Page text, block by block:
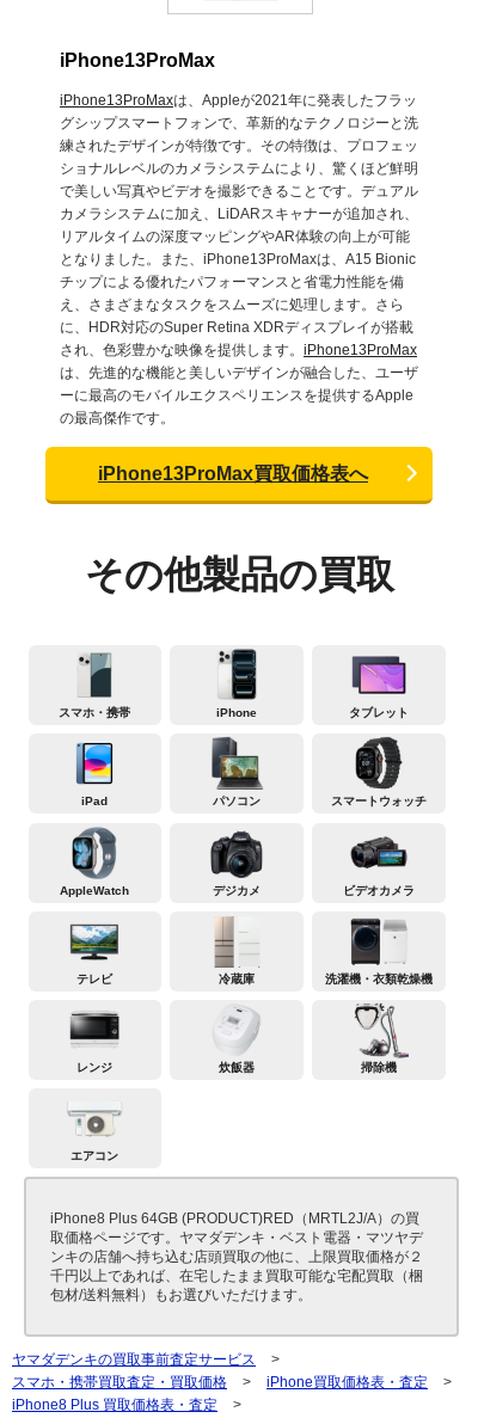
iPhone13ProMax
iPhone13ProMaxは、Appleが2021年に発表したフラッ
グシップスマートフォンで、革新的なテクノロジーと洗
練されたデザインが特徴です。その特徴は、プロフェッ
ショナルレベルのカメラシステムにより、驚くほど鮮明
で美しい写真やビデオを撮影できることです。デュアル
カメラシステムに加え、LiDARスキャナーが追加され、
リアルタイムの深度マッピングやAR体験の向上が可能
となりました。また、iPhone13ProMaxは、A15 Bionic
チップによる優れたパフォーマンスと省電力性能を備
え、さまざまなタスクをスムーズに処理します。さら
に、HDR対応のSuper Retina XDRディスプレイが搭載
され、色彩豊かな映像を提供します。 iPhone13ProMax
は、先進的な機能と美しいデザインが融合した、ユーザ
ーに最高のモバイルエクスペリエンスを提供するApple
の最高傑作です。
iPhone13ProMax買取価格表へ
その他製品の買取
スマホ・携帯 iPhone タブレット
iPad パソコン スマートウォッチ
AppleWatch デジカメ ビデオカメラ
テレビ 冷蔵庫 洗濯機・衣類乾燥機
レンジ 炊飯器 掃除機
エアコン
iPhone8 Plus 64GB (PRODUCT)RED（MRTL2J/A）の買
取価格ページです。ヤマダデンキ・ベスト電器・マツヤデ
ンキの店舗へ持ち込む店頭買取の他に、上限買取価格が２
千円以上であれば、在宅したまま買取可能な宅配買取（梱
包材/送料無料）もお選びいただけます。
ヤマダデンキの買取事前査定サービス
>
スマホ・携帯買取査定・買取価格
> iPhone買取価格表・査定
>
iPhone8 Plus 買取価格表・査定
>